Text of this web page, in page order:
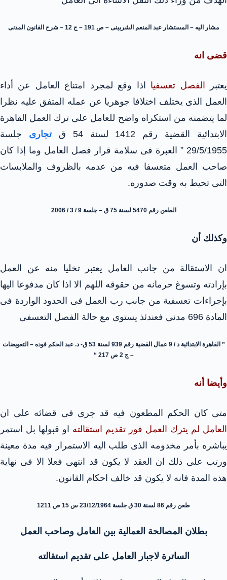
مشار اليه – المستشار عبد المنعم الشربينى – ص 191 – ج 12 – شرح القانون المدنى
قضى انه
يعتبر الفصل تعسفيا اذا وقع لمجرد امتناع العامل عن أداء
العمل الذى يختلف اختلافا جوهريا عن عمله المتفق عليه نظرا
لما يتضمنه من استكراه واضح للعامل على ترك العمل القاهرة
الابتدائية القضية رقم 1412 لسنة 54 ق
تجارى
جلسة
29/5/1955 ” العبرة فى سلامة قرار فصل العامل وما إذا كان
صاحب العمل متعسفا فيه من عدمه بالظروف والملابسات
التى تحيط به وقت صدوره.
الطعن رقم 5470 لسنة 75 ق – جلسة 9 / 3 / 2006
وكذلك أن
ان الاستقالة من جانب العامل يعتبر تخليا منه عن العمل
بإرادته وتسوغ حرمانه من حقوقه اللهم الا اذا كان مدفوعا اليها
بإجراءات تعسفية من جانب رب العمل فى الحدود الواردة فى
المادة 696 مدنى فعندئذ يستوى مع حالة الفصل التعسفى
” القاهرة الابتدائية د / 9 عمال القضية رقم 939 لسنة 53 ق- د. عبد الحكم فوده – التعويضات
– ج 2 ص 217 “
وأيضا أنه
متى كان الحكم المطعون فيه قد جرى فى قضائه على ان
العامل لم يترك العمل فور تقديم استقالته او قبولها بل استمر
يباشره بأمر مخدومه الذى طلب اليه الاستمرار فيه مدة معينة
ورتب على ذلك ان العقد لا يكون قد انتهى فعلا الا فى نهاية
هذه المدة فانه لا يكون قد خالف احكام القانون.
طعن رقم 86 لسنة 30 ق جلسة 23/12/1964 س 15 ص 1211
بطلان المصالحة العمالية بين العامل وصاحب العمل
الساترة لاجبار العامل على تقديم استقالته